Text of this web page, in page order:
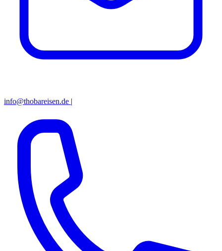
info@thobareisen.de |